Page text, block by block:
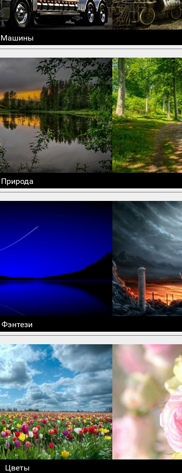
Машины
Природа
Фэнтези
Цветы